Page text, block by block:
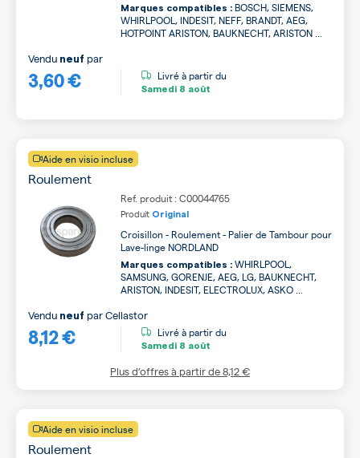
Marques compatibles : BOSCH, SIEMENS,
WHIRLPOOL, INDESIT, NEFF, BRANDT, AEG,
HOTPOINT ARISTON, BAUKNECHT, ARISTON ...
3,60 €
Vendu neuf par
Livré à partir du
Samedi 8 août
Aide en visio incluse
Roulement
Ref. produit : C00044765
Produit Original
Croisillon - Roulement - Palier de Tambour pour
Lave-linge NORDLAND
Marques compatibles : WHIRLPOOL,
SAMSUNG, GORENJE, AEG, LG, BAUKNECHT,
ARISTON, INDESIT, ELECTROLUX, ASKO ...
8,12 €
Vendu neuf parCellastor
Livré à partir du
Samedi 8 août
Plus d’offres à partir de8,12 €
Aide en visio incluse
Roulement